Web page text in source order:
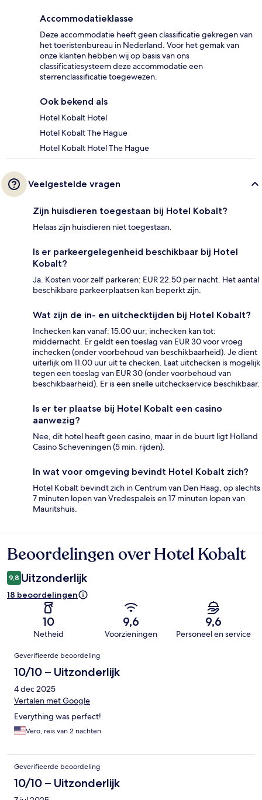
Accommodatieklasse
Deze accommodatie heeft geen classificatie gekregen van
het toeristenbureau in Nederland. Voor het gemak van
onze klanten hebben wij op basis van ons
classificatiesysteem deze accommodatie een
sterrenclassificatie toegewezen.
Ook bekend als
Hotel Kobalt Hotel
Hotel Kobalt The Hague
Hotel Kobalt Hotel The Hague
Veelgestelde vragen
Zijn huisdieren toegestaan bij Hotel Kobalt?
Helaas zijn huisdieren niet toegestaan.
Is er parkeergelegenheid beschikbaar bij Hotel
Kobalt?
Ja. Kosten voor zelf parkeren: EUR 22.50 per nacht. Het aantal
beschikbare parkeerplaatsen kan beperkt zijn.
Wat zijn de in- en uitchecktijden bij Hotel Kobalt?
Inchecken kan vanaf: 15.00 uur; inchecken kan tot:
middernacht. Er geldt een toeslag van EUR 30 voor vroeg
inchecken (onder voorbehoud van beschikbaarheid). Je dient
uiterlijk om 11.00 uur uit te checken. Laat uitchecken is mogelijk
tegen een toeslag van EUR 30 (onder voorbehoud van
beschikbaarheid). Er is een snelle uitcheckservice beschikbaar.
Is er ter plaatse bij Hotel Kobalt een casino
aanwezig?
Nee, dit hotel heeft geen casino, maar in de buurt ligt Holland
Casino Scheveningen (5 min. rijden).
In wat voor omgeving bevindt Hotel Kobalt zich?
Hotel Kobalt bevindt zich in Centrum van Den Haag, op slechts
7 minuten lopen van Vredespaleis en 17 minuten lopen van
Mauritshuis.
Beoordelingen
Beoordelingen over Hotel Kobalt
9,8 Uitzonderlijk
18 beoordelingen
10
Netheid
9,6
Voorzieningen
9,6
Personeel en service
Beoordelingen
Geverifieerde beoordeling
10/10 – Uitzonderlijk
4 dec 2025
Vertalen met Google
Everything was perfect!
Vero, reis van 2 nachten
Geverifieerde beoordeling
10/10 – Uitzonderlijk